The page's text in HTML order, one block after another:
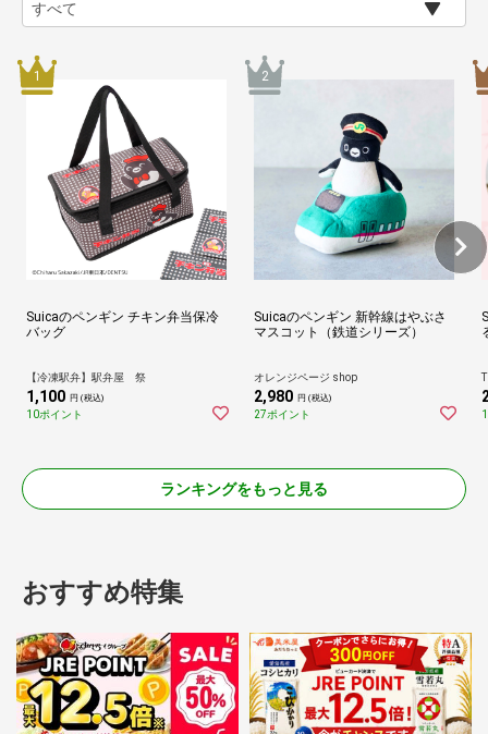
Suicaのペンギン チキン弁当保冷
バッグ
【冷凍駅弁】駅弁屋 祭
1,100 円 (税込)
10ポイント
Suicaのペンギン 新幹線はやぶさ
マスコット（鉄道シリーズ）
オレンジページ shop
2,980 円 (税込)
27ポイント
ランキングをもっと見る
おすすめ特集